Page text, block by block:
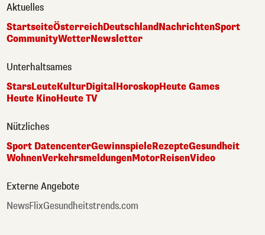
Aktuelles
StartseiteÖsterreichDeutschlandNachrichtenSport
CommunityWetterNewsletter
Unterhaltsames
StarsLeuteKulturDigitalHoroskopHeute Games
Heute KinoHeute TV
Nützliches
Sport DatencenterGewinnspieleRezepteGesundheit
WohnenVerkehrsmeldungenMotorReisenVideo
Externe Angebote
NewsFlixGesundheitstrends.com